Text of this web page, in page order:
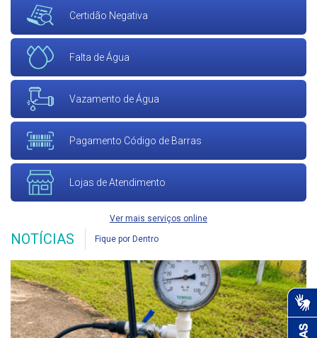
Certidão Negativa
Falta de Água
Vazamento de Água
Pagamento Código de Barras
Lojas de Atendimento
Ver mais serviços online
NOTÍCIAS Fique por Dentro